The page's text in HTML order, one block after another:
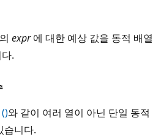
expr에 대한 예상 값을 동적 배열
.
()와 같이 여러 열이 아닌 단일 동적
습니다.